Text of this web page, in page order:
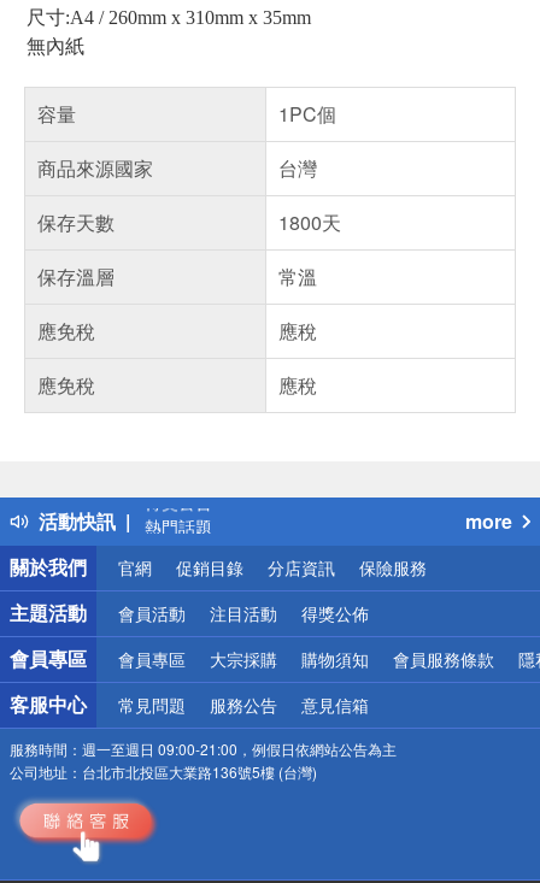
尺寸:A4 / 260mm x 310mm x 35mm
無內紙
容量
1PC個
商品來源國家
台灣
保存天數
1800天
保存溫層
常溫
應免稅
應稅
應免稅
應稅
活動快訊
得獎公告
熱門話題
銀行優惠
偏遠地區配送
詐騙網頁！請小心！
more
關於我們
官網 促銷目錄 分店資訊 保險服務
主題活動 會員活動 注目活動 得獎公佈
會員專區 會員專區 大宗採購 購物須知 會員服務條款 隱
客服中心 常見問題 服務公告 意見信箱
服務時間： 週一至週日 09:00-21:00，例假日依網站公告為主
公司地址： 台北市北投區大業路136號5樓 (台灣)